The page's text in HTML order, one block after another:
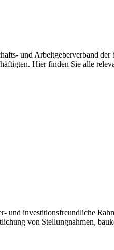
und Arbeitgeberverband
Hier finden Sie alle
und investitionsfreundliche
von Stellungnahmen,